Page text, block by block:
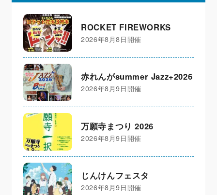
ROCKET FIREWORKS
2026年8月8日開催
赤れんがsummer Jazz+2026
2026年8月9日開催
万願寺まつり 2026
2026年8月9日開催
じんけんフェスタ
2026年8月9日開催